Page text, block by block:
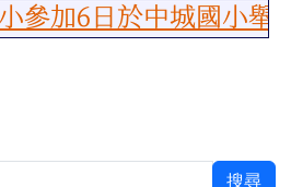
加6日於中城國小舉
搜尋